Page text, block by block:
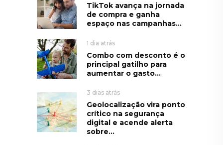
TikTok avança na jornada
de compra e ganha
espaço nas campanhas...
1 dia atrás
Combo com desconto é o
principal gatilho para
aumentar o gasto...
3 dias atrás
Geolocalização vira ponto
crítico na segurança
digital e acende alerta
sobre...